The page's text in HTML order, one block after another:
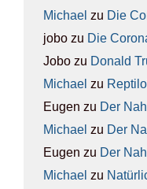
Michael zu Die
jobo zu Die
Jobo zu Donald
Michael zu
Eugen zu Der
Michael zu Der
Eugen zu Der
Michael zu